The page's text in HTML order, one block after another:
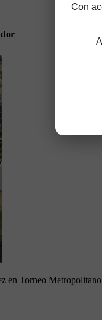
en Torneo
Con